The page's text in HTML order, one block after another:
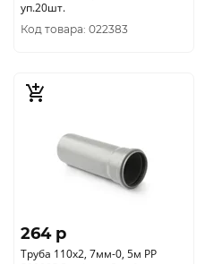
уп.20шт.
Код товара: 022383
264 p
Труба 110х2, 7мм-0, 5м РР